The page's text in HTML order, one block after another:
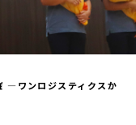
―ワンロジスティクスか